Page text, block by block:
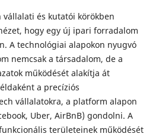
és kutatói körökben
hogy egy új ipari forradalom
A technológiai alapokon nyugvó
nemcsak a társadalom, de a
működését alakítja át
a precíziós
vállalatokra, a platform alapon
Uber, AirBnB) gondolni. A
területeinek működését